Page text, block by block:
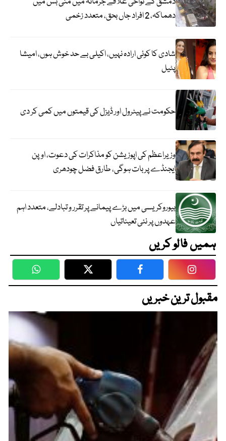
دھماکہ، 2 افراد جاں بحق، متعدد زخمی
شادی کا کوئی ارادہ نہیں، اکیلی بے حد خوش ہوں، امیشا
پٹیل
حکومت نے پیٹرول اور ڈیزل کی قیمتوں میں کمی کر دی
وزیراعظم کی اپوزیشن کو مذاکرات کی دعوت، اوپن
ایجنڈے پر بات ہوگی، طارق فضل چودھری
بیوروکریسی میں بڑے پیمانے پر تقرر و تبادلے، متعدد اہم
عہدوں پر نئی تعیناتیاں
ہمیں فالو کریں
WhatsApp Twitter Facebook
مقبول ترین خبریں